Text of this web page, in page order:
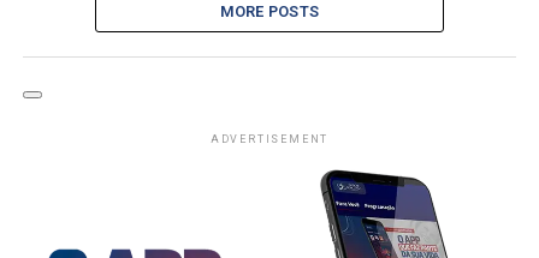
MORE POSTS
ADVERTISEMENT